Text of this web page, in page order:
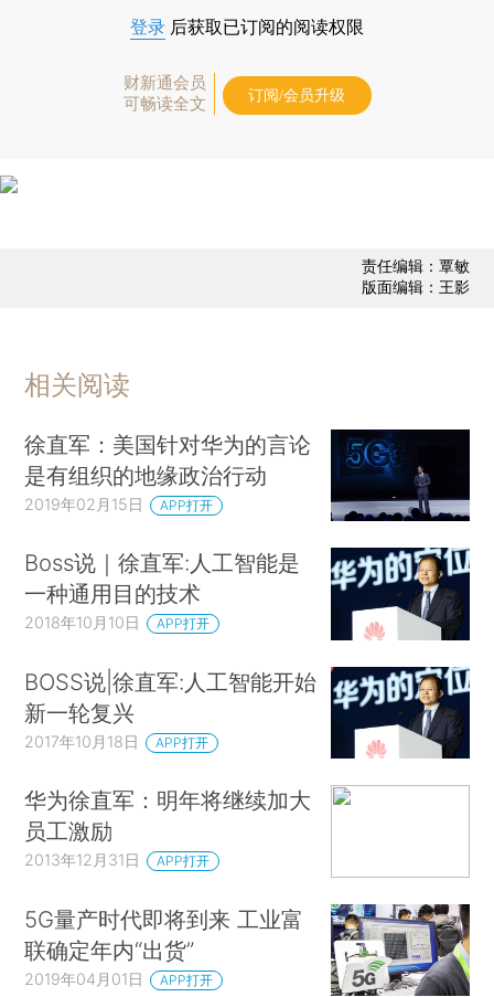
登录 后获取已订阅的阅读权限
财新通会员
可畅读全文
订阅/会员升级
责任编辑：覃敏
版面编辑：王影
相关阅读
徐直军：美国针对华为的言论
是有组织的地缘政治行动
2019年02月15日 APP打开
Boss说｜徐直军:人工智能是
一种通用目的技术
2018年10月10日 APP打开
BOSS说|徐直军:人工智能开始
新一轮复兴
2017年10月18日 APP打开
华为徐直军：明年将继续加大
员工激励
2013年12月31日 APP打开
5G量产时代即将到来 工业富
联确定年内“出货”
2019年04月01日 APP打开